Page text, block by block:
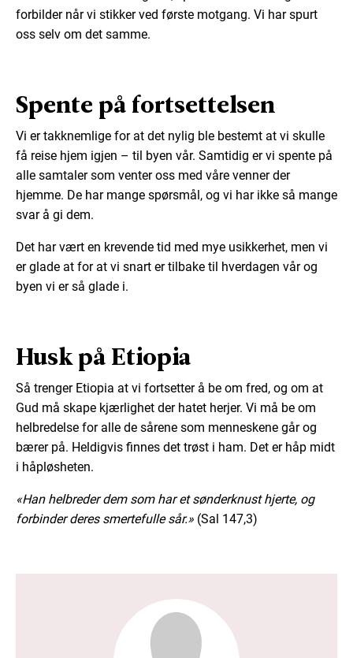
forbilder når vi stikker ved første motgang. Vi har spurt
oss selv om det samme.
Spente på fortsettelsen
Vi er takknemlige for at det nylig ble bestemt at vi skulle
få reise hjem igjen – til byen vår. Samtidig er vi spente på
alle samtaler som venter oss med våre venner der
hjemme. De har mange spørsmål, og vi har ikke så mange
svar å gi dem.
Det har vært en krevende tid med mye usikkerhet, men vi
er glade at for at vi snart er tilbake til hverdagen vår og
byen vi er så glade i.
Husk på Etiopia
Så trenger Etiopia at vi fortsetter å be om fred, og om at
Gud må skape kjærlighet der hatet herjer. Vi må be om
helbredelse for alle de sårene som menneskene går og
bærer på. Heldigvis finnes det trøst i ham. Det er håp midt
i håpløsheten.
«Han helbreder dem som har et sønderknust hjerte, og
forbinder deres smertefulle sår.» (Sal 147,3)